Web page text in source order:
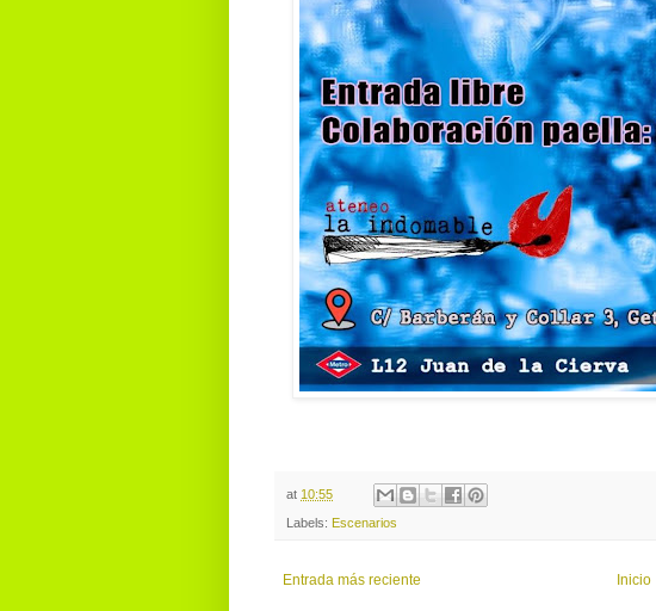
at 10:55
Labels: Escenarios
Entrada más reciente Inicio